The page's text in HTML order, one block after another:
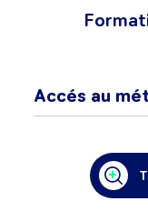
Accés au